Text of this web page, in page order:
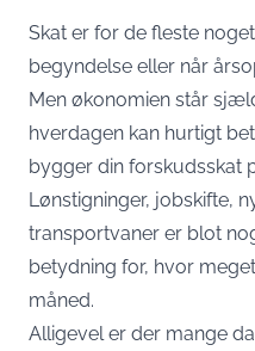
Skat er for de fleste
begyndelse eller når
Men økonomien står
hverdagen kan hurtigt
bygger din forskudsskat
Lønstigninger, jobskifte,
transportvaner er blot
betydning for, hvor
måned.
Alligevel er der mange